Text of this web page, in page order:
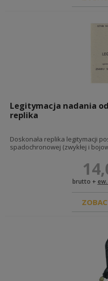
Legitymacja nadania
replika
Doskonała replika legitymacji
spadochronowej (zwykłej i
brutto +